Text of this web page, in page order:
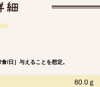
/日］与えることを想定。
80.0ｇ